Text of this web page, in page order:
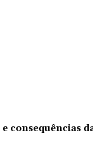
consequências